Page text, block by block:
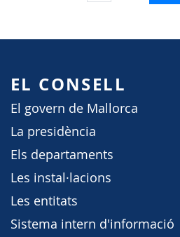
EL CONSELL
El govern de Mallorca
La presidència
Els departaments
Les instal·lacions
Les entitats
Sistema intern d'informació